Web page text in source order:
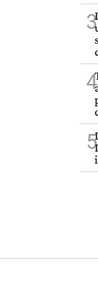
3
4
5